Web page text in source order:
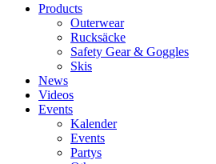
Products
Outerwear
Rucksäcke
Safety Gear & Goggles
Skis
News
Videos
Events
Kalender
Events
Partys